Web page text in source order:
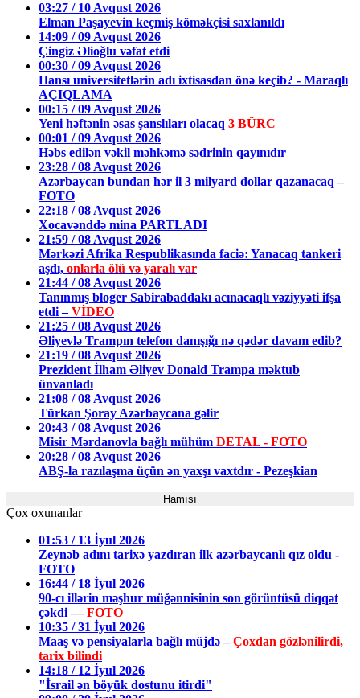
03:27 / 10 Avqust 2026
Elman Paşayevin keçmiş köməkçisi saxlanıldı
14:09 / 09 Avqust 2026
Çingiz Əlioğlu vəfat etdi
00:30 / 09 Avqust 2026
Hansı universitetlərin adı ixtisasdan önə keçib? - Maraqlı
AÇIQLAMA
00:15 / 09 Avqust 2026
Yeni həftənin əsas şanslıları olacaq 3 BÜRC
00:01 / 09 Avqust 2026
Həbs edilən vəkil məhkəmə sədrinin qayınıdır
23:28 / 08 Avqust 2026
Azərbaycan bundan hər il 3 milyard dollar qazanacaq –
FOTO
22:18 / 08 Avqust 2026
Xocavənddə mina PARTLADI
21:59 / 08 Avqust 2026
Mərkəzi Afrika Respublikasında faciə: Yanacaq tankeri
aşdı, onlarla ölü və yaralı var
21:44 / 08 Avqust 2026
Tanınmış bloger Sabirabaddakı acınacaqlı vəziyyəti ifşa
etdi –VİDEO
21:25 / 08 Avqust 2026
Əliyevlə Trampın telefon danışığı nə qədər davam edib?
21:19 / 08 Avqust 2026
Prezident İlham Əliyev Donald Trampa məktub
ünvanladı
21:08 / 08 Avqust 2026
Türkan Şoray Azərbaycana gəlir
20:43 / 08 Avqust 2026
Misir Mərdanovla bağlı mühüm DETAL - FOTO
20:28 / 08 Avqust 2026
ABŞ-la razılaşma üçün ən yaxşı vaxtdır - Pezeşkian
Hamısı
Çox oxunanlar
01:53 / 13 İyul 2026
Zeynəb adını tarixə yazdıran ilk azərbaycanlı qız oldu -
FOTO
16:44 / 18 İyul 2026
90-cı illərin məşhur müğənnisinin son görüntüsü diqqət
çəkdi —FOTO
10:35 / 31 İyul 2026
Maaş və pensiyalarla bağlı müjdə –Çoxdan gözlənilirdi,
tarix bilindi
14:18 / 12 İyul 2026
"İsrail ən böyük dostunu itirdi"